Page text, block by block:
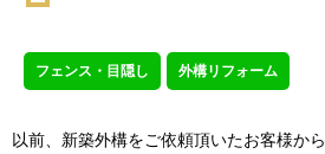
フェンス・目隠し 外構リフォーム
以前、新築外構をご依頼頂いたお客様から